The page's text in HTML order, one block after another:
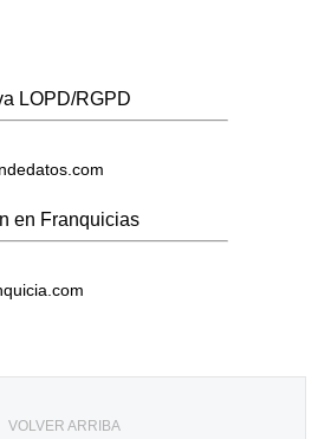
LOPD/RGPD
en Franquicias
VOLVER ARRIBA